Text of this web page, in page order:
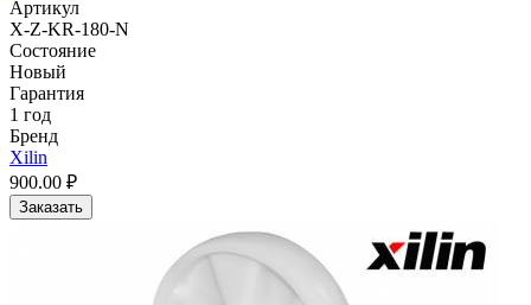
Артикул
X-Z-KR-180-N
Состояние
Новый
Гарантия
1 год
Бренд
Xilin
900.00 ₽
Заказать